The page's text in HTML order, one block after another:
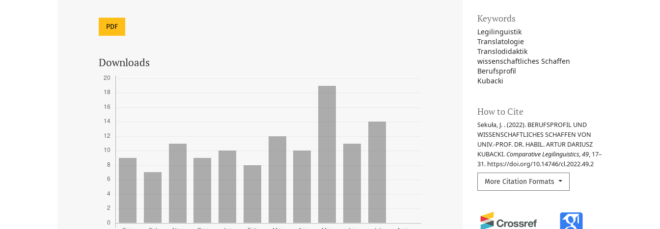
Keywords
Legilinguistik
Translatologie
Translodidaktik
wissenschaftliches Schaffen
Berufsprofil
Kubacki
How to Cite
Sekuła, J. . (2022). BERUFSPROFIL UND
WISSENSCHAFTLICHES SCHAFFEN VON
UNIV.-PROF. DR. HABIL. ARTUR DARIUSZ
KUBACKI. Comparative Legilinguistics,49, 17–
31. https://doi.org/10.14746/cl.2022.49.2
More Citation Formats
PDF
Downloads